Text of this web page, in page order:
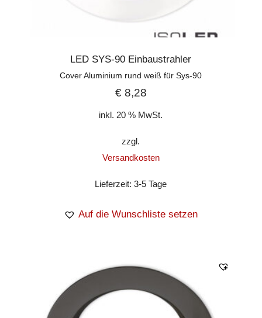
LED SYS-90 Einbaustrahler
Cover Aluminium rund weiß für Sys-90
€8,28
inkl. 20 % MwSt.
zzgl.
Versandkosten
Lieferzeit:3-5 Tage
Auf die Wunschliste setzen